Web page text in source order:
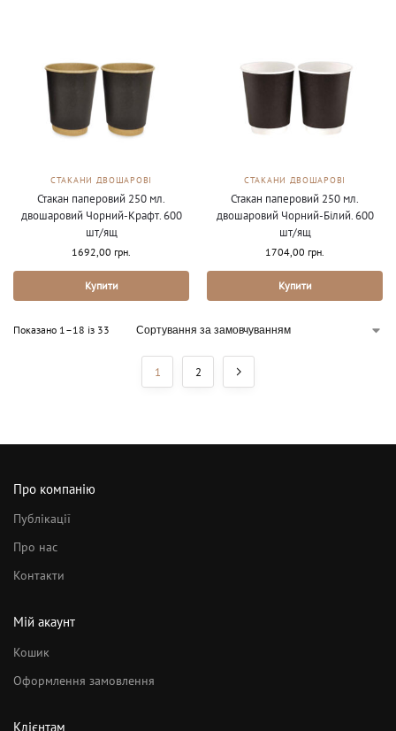
СТАКАНИ ДВОШАРОВІ
Стакан паперовий 250 мл.
двошаровий Чорний-Крафт. 600
шт/ящ
1692,00 грн.
Купити
СТАКАНИ ДВОШАРОВІ
Стакан паперовий 250 мл.
двошаровий Чорний-Білий. 600
шт/ящ
1704,00 грн.
Купити
Показано 1–18 із 33
1 2
Про компанію
Публікації
Про нас
Контакти
Мій акаунт
Кошик
Оформлення замовлення
Клієнтам